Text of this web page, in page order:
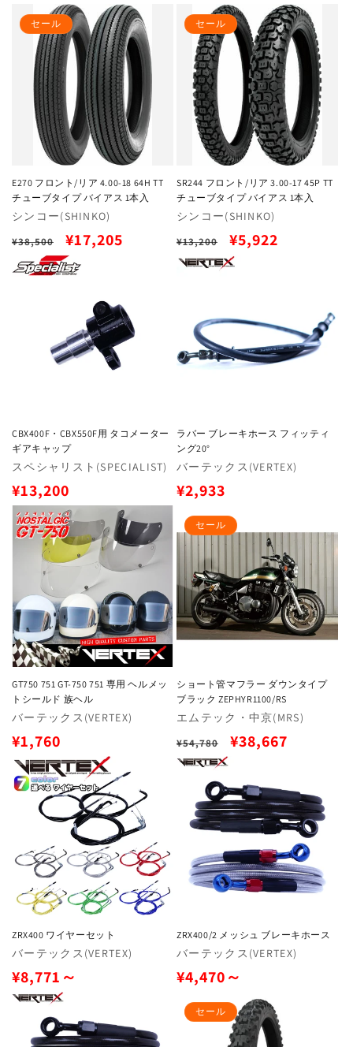
価
常
価
ー
ル
価
格
セール
E270 フロント/リア 4.00-18 64H TT
チューブタイプ バイアス 1本入
販
元:
シンコー(SHINKO)
通
常
¥38,500
セ
ー
格
¥17,205
セール
SR244 フロント/リア 3.00-17 45P TT
チューブタイプ バイアス 1本入
販
元:
シンコー(SHINKO)
通
常
¥13,200
セ
ー
¥5,922
CBX400F・CBX550F用 タコメーター
ギアキャップ
販
売
元:
スペシャリスト(SPECIALIST)
通
常
価
¥13,200
ラバー ブレーキホース フィッティ
ング20°
販
売
元:
バーテックス(VERTEX)
通
常
価
¥2,933
GT750 751 GT-750 751 専用 ヘルメッ
トシールド 族ヘル
販
売
元:
バーテックス(VERTEX)
通
常
価
¥1,760
セール
ショート管マフラー ダウンタイプ
ブラック ZEPHYR1100/RS
販
元:
エムテック・中京(MRS)
通
常
¥54,780
セ
ル
価
格
¥38,667
ZRX400 ワイヤーセット
販
売
元:
バーテックス(VERTEX)
通
常
¥8,771～
ZRX400/2 メッシュ ブレーキホース
販
売
元:
バーテックス(VERTEX)
通
常
価
¥4,470～
セール